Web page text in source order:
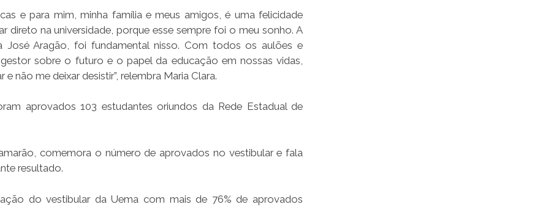
e para mim, minha família e meus amigos, é uma felicidade
direto na universidade, porque esse sempre foi o meu sonho. A
José Aragão, foi fundamental nisso. Com todos os aulões e
sobre o futuro e o papel da educação em nossas vidas,
não me deixar desistir”, relembra Maria Clara.
aprovados 103 estudantes oriundos da Rede Estadual de
comemora o número de aprovados no vestibular e fala
resultado.
do vestibular da Uema com mais de 76% de aprovados